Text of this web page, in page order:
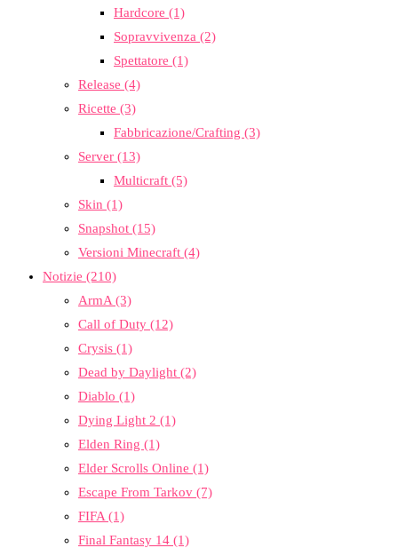
Hardcore (1)
Sopravvivenza (2)
Spettatore (1)
Release (4)
Ricette (3)
Fabbricazione/Crafting (3)
Server (13)
Multicraft (5)
Skin (1)
Snapshot (15)
Versioni Minecraft (4)
Notizie (210)
ArmA (3)
Call of Duty (12)
Crysis (1)
Dead by Daylight (2)
Diablo (1)
Dying Light 2 (1)
Elden Ring (1)
Elder Scrolls Online (1)
Escape From Tarkov (7)
FIFA (1)
Final Fantasy 14 (1)